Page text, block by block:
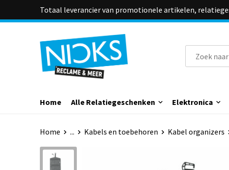
Totaal leverancier van promotionele artikelen,
Home Alle Relatiegeschenken Elektronica
Home ... Kabels en toebehoren Kabel organizers